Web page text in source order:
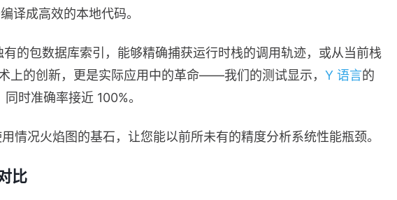
译成高效的本地代码。
有的包数据库索引，能够精确捕获运行时栈的调用轨迹，或从当前栈
上的创新，更是实际应用中的革命——我们的测试显示， Y 语言的
时准确率接近 100%。
情况火焰图的基石，让您能以前所未有的精度分析系统性能瓶颈。
比